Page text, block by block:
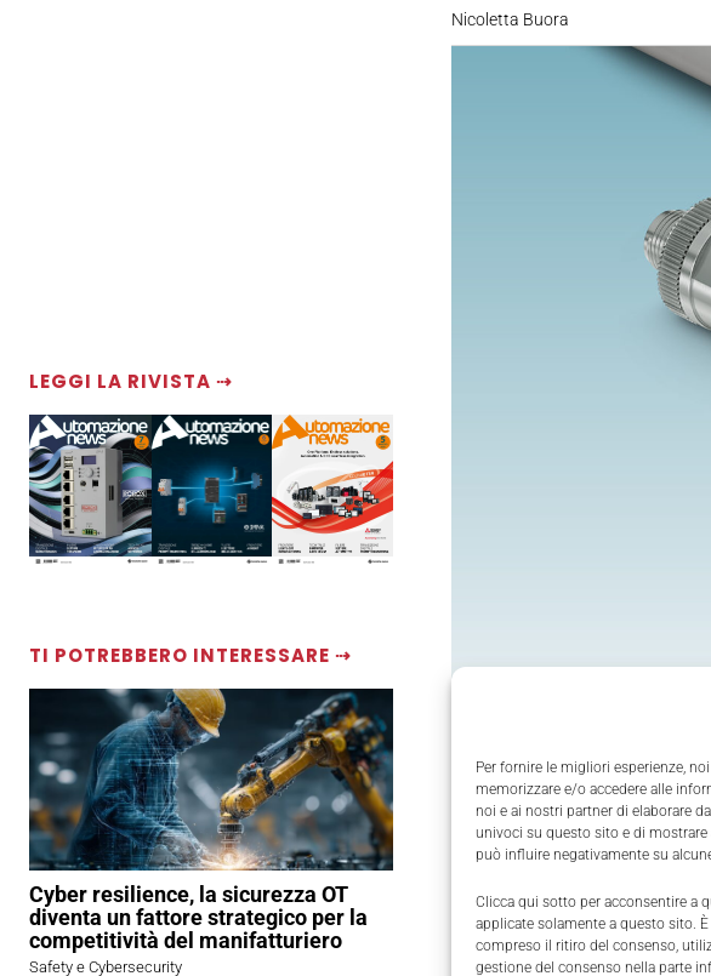
Per fornire le migliori esperienze,
memorizzare e/o accedere alle
noi e ai nostri partner di elaborare
univoci su questo sito e di
può influire negativamente su
Clicca qui sotto per acconsentire a
applicate solamente a questo sito.
compreso il ritiro del consenso,
gestione del consenso nella parte
LEGGI LA RIVISTA ⇢
TI POTREBBERO INTERESSARE ⇢
Cyber resilience, la sicurezza OT
diventa un fattore strategico per la
competitività del manifatturiero
Safety e Cybersecurity
Nicoletta Buora
connettori di potenza
collegamento semplice e
del connettore
mani libere per
Lacodifica cromatica e